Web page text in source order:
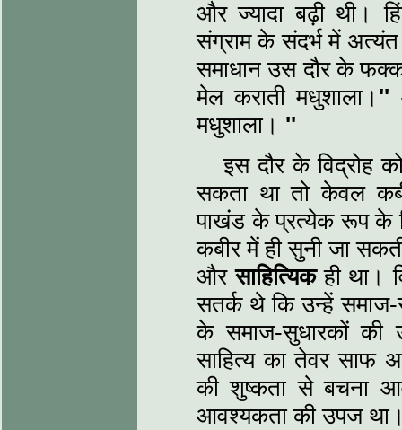
और ज्यादा बढ़ी थी।
संग्राम के संदर्भ में
समाधान उस दौर के
मेल कराती मधुशाला। ''
मधुशाला। ''
इस दौर के विद्रोह
सकता था तो केवल
पाखंड के प्रत्‍येक रूप के
कबीर में ही सुनी जा
औरसाहित्यिकही था।
सतर्क थे कि उन्‍हें
के समाज-सुधारकों की
साहित्‍य का तेवर साफ
की शुष्‍कता से बचना
आवश्‍यकता की उपज